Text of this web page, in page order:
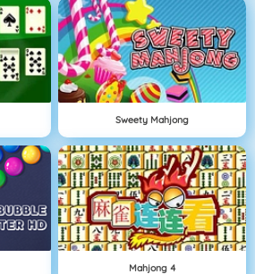
Sweety Mahjong
Mahjong 4